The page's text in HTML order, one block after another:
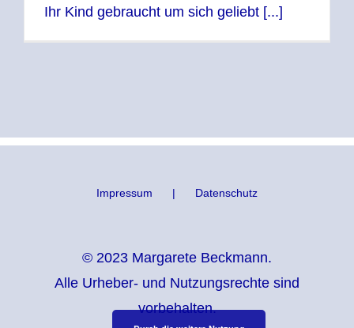
Ihr Kind gebraucht um sich geliebt [...]
Impressum Datenschutz
© 2023 Margarete Beckmann.
Alle Urheber- und Nutzungsrechte sind
vorbehalten.